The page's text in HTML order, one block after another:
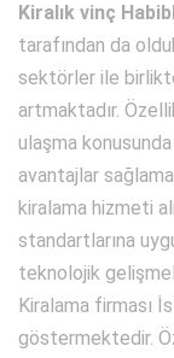
Kiralık vinç
tarafından da
sektörler ile
artmaktadır.
ulaşma
avantajlar
kiralama hizmeti
standartlarına
teknolojik
Kiralama firması
göstermektedir.